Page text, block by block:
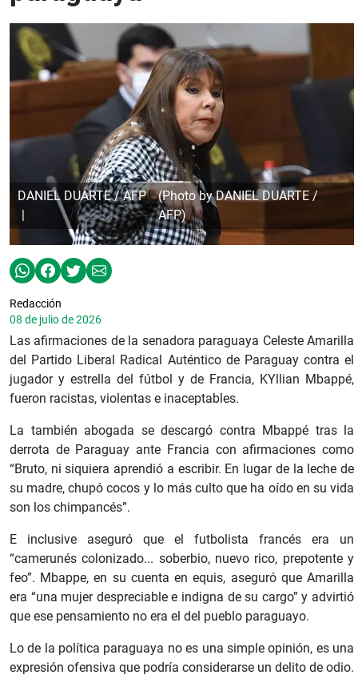
(Photo by DANIEL DUARTE /
AFP)
DANIEL DUARTE / AFP
Redacción
08 de julio de 2026
Las afirmaciones de la senadora paraguaya Celeste Amarilla
del Partido Liberal Radical Auténtico de Paraguay contra el
jugador y estrella del fútbol y de Francia, KYllian Mbappé,
fueron racistas, violentas e inaceptables.
La también abogada se descargó contra Mbappé tras la
derrota de Paraguay ante Francia con afirmaciones como
“Bruto, ni siquiera aprendió a escribir. En lugar de la leche de
su madre, chupó cocos y lo más culto que ha oído en su vida
son los chimpancés”.
E inclusive aseguró que el futbolista francés era un
“camerunés colonizado... soberbio, nuevo rico, prepotente y
feo”. Mbappe, en su cuenta en equis, aseguró que Amarilla
era “una mujer despreciable e indigna de su cargo” y advirtió
que ese pensamiento no era el del pueblo paraguayo.
Lo de la política paraguaya no es una simple opinión, es una
expresión ofensiva que podría considerarse un delito de odio.